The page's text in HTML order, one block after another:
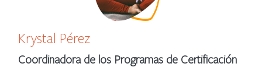
Krystal Pérez
Coordinadora de los Programas de Certificación